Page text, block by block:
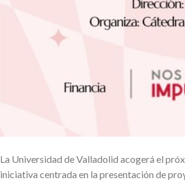
La Universidad de Valladolid acogerá el
iniciativa centrada en la presentación de